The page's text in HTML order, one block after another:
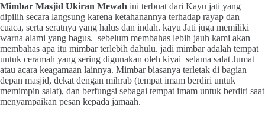
Mimbar Masjid Ukiran Mewah ini terbuat dari Kayu jati yang
dipilih secara langsung karena ketahanannya terhadap rayap dan
cuaca, serta seratnya yang halus dan indah. kayu Jati juga memiliki
warna alami yang bagus. sebelum membahas lebih jauh kami akan
membahas apa itu mimbar terlebih dahulu. jadi mimbar adalah tempat
untuk ceramah yang sering digunakan oleh kiyai selama salat Jumat
atau acara keagamaan lainnya. Mimbar biasanya terletak di bagian
depan masjid, dekat dengan mihrab (tempat imam berdiri untuk
memimpin salat), dan berfungsi sebagai tempat imam untuk berdiri saat
menyampaikan pesan kepada jamaah.